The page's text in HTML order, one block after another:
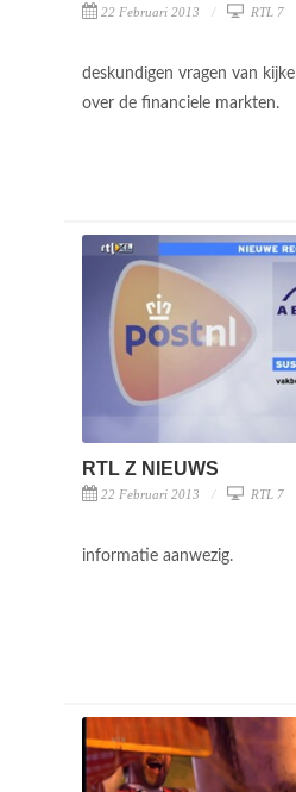
22 Februari 2013 RTL 7
deskundigen vragen van
over de financiele markten.
RTL Z NIEUWS
22 Februari 2013 RTL 7
informatie aanwezig.